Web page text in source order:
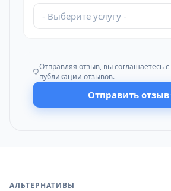
- Выберите услугу -
Отправляя отзыв, вы соглашаетесь с
публикации отзывов.
Отправить отзыв
АЛЬТЕРНАТИВЫ